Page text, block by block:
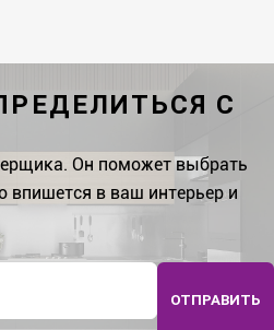
С
Он поможет выбрать
впишется в ваш интерьер и
ОТПРАВИТЬ